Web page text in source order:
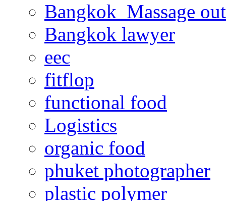
Bangkok Massage
Bangkok lawyer
eec
fitflop
functional food
Logistics
organic food
phuket photographer
plastic polymer